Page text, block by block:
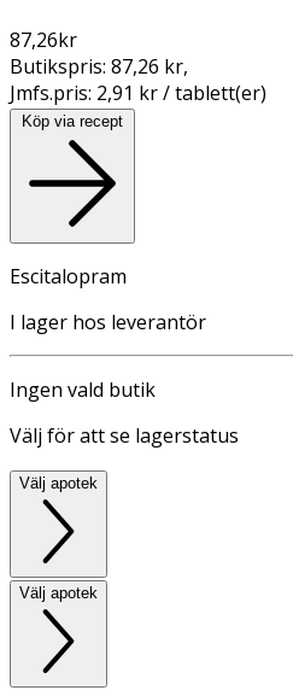
87,26kr
Butikspris: 87,26 kr,
Jmfs.pris: 2,91 kr / tablett(er)
Köp via recept
Escitalopram
I lager hos leverantör
Ingen vald butik
Välj för att se lagerstatus
Välj apotek
Välj apotek